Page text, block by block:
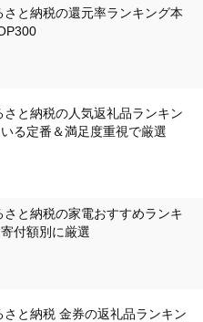
さと納税の還元率ランキング本
さと納税の人気返礼品ランキン
る定番＆満足度重視で厳選
さと納税の家電おすすめランキ
付額別に厳選
さと納税 金券の返礼品ランキン